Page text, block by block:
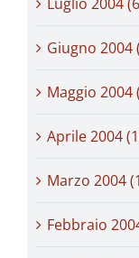
Giugno 2004
Maggio 2004
Aprile 2004
Marzo 2004
Febbraio